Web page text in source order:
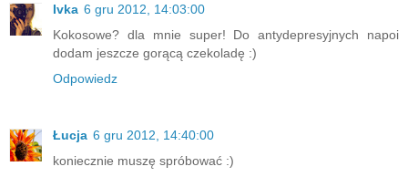
Ivka 6 gru 2012, 14:03:00
Kokosowe? dla mnie super! Do antydepresyjnych napoi
dodam jeszcze gorącą czekoladę :)
Odpowiedz
Łucja 6 gru 2012, 14:40:00
koniecznie muszę spróbować :)